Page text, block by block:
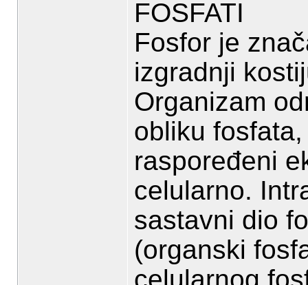
FOSFATI
Fosfor je
izgradnji
Organizam
obliku
raspoređeni
celularno.
sastavni dio
(organski